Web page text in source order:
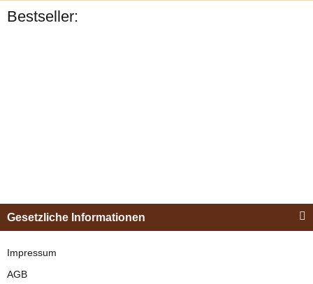
Bestseller:
"Shettyglück"
Gesetzliche Informationen
Impressum
AGB